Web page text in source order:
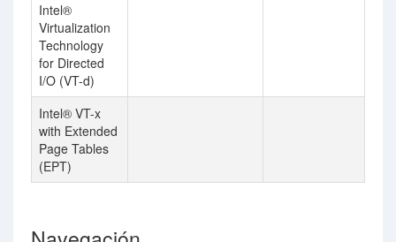
Intel®
Virtualization
Technology
for Directed
I/O (VT-d)
Intel® VT-x
with Extended
Page Tables
(EPT)